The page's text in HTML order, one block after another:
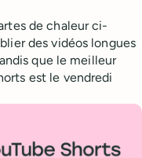
de chaleur ci-
des vidéos longues
que le meilleur
est le vendredi